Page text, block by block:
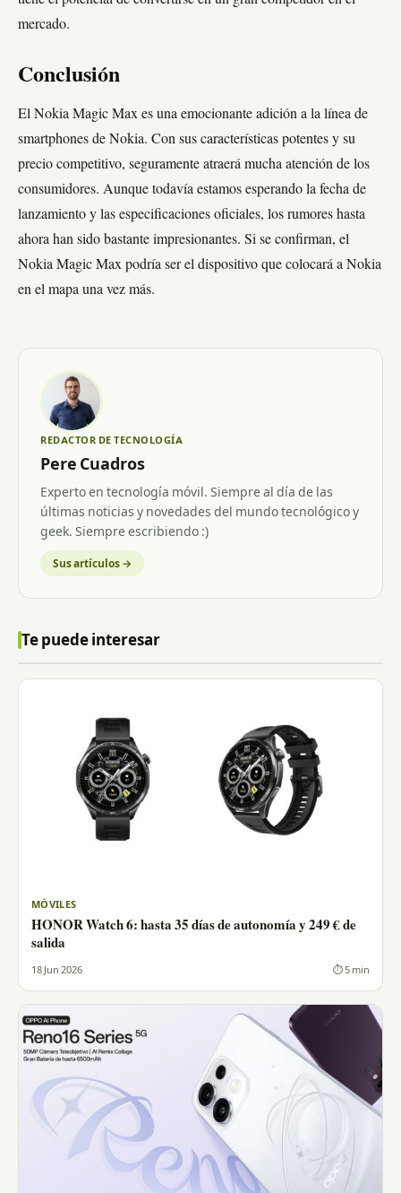
mercado.
Conclusión
El Nokia Magic Max es una emocionante adición a la línea de
smartphones de Nokia. Con sus características potentes y su
precio competitivo, seguramente atraerá mucha atención de los
consumidores. Aunque todavía estamos esperando la fecha de
lanzamiento y las especificaciones oficiales, los rumores hasta
ahora han sido bastante impresionantes. Si se confirman, el
Nokia Magic Max podría ser el dispositivo que colocará a Nokia
en el mapa una vez más.
REDACTOR DE TECNOLOGÍA
Pere Cuadros
Experto en tecnología móvil. Siempre al día de las
últimas noticias y novedades del mundo tecnológico y
geek. Siempre escribiendo :)
Sus artículos →
Te puede interesar
MÓVILES
HONOR Watch 6: hasta 35 días de autonomía y 249 € de
salida
18 Jun 2026 ⏱ 5 min